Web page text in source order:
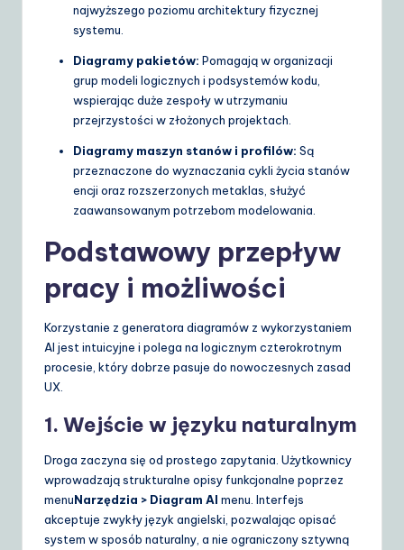
najwyższego poziomu architektury fizycznej
systemu.
Diagramy pakietów: Pomagają w organizacji
grup modeli logicznych i podsystemów kodu,
wspierając duże zespoły w utrzymaniu
przejrzystości w złożonych projektach.
Diagramy maszyn stanów i profilów: Są
przeznaczone do wyznaczania cykli życia stanów
encji oraz rozszerzonych metaklas, służyć
zaawansowanym potrzebom modelowania.
Podstawowy przepływ
pracy i możliwości
Korzystanie z generatora diagramów z wykorzystaniem
AI jest intuicyjne i polega na logicznym czterokrotnym
procesie, który dobrze pasuje do nowoczesnych zasad
UX.
1. Wejście w języku naturalnym
Droga zaczyna się od prostego zapytania. Użytkownicy
wprowadzają strukturalne opisy funkcjonalne poprzez
menuNarzędzia > Diagram AI menu. Interfejs
akceptuje zwykły język angielski, pozwalając opisać
system w sposób naturalny, a nie ograniczony sztywną